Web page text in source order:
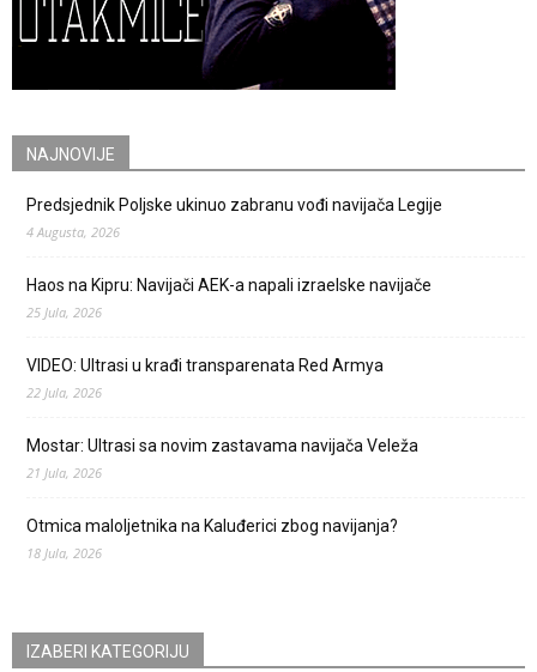
NAJNOVIJE
Predsjednik Poljske ukinuo zabranu vođi navijača Legije
4 Augusta, 2026
Haos na Kipru: Navijači AEK-a napali izraelske navijače
25 Jula, 2026
VIDEO: Ultrasi u krađi transparenata Red Armya
22 Jula, 2026
Mostar: Ultrasi sa novim zastavama navijača Veleža
21 Jula, 2026
Otmica maloljetnika na Kaluđerici zbog navijanja?
18 Jula, 2026
IZABERI KATEGORIJU